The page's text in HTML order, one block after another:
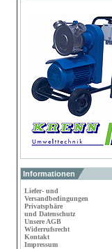
Informationen
Liefer- und
Versandbedingungen
Privatsphäre
und Datenschutz
Unsere AGB
Widerrufsrecht
Kontakt
Impressum